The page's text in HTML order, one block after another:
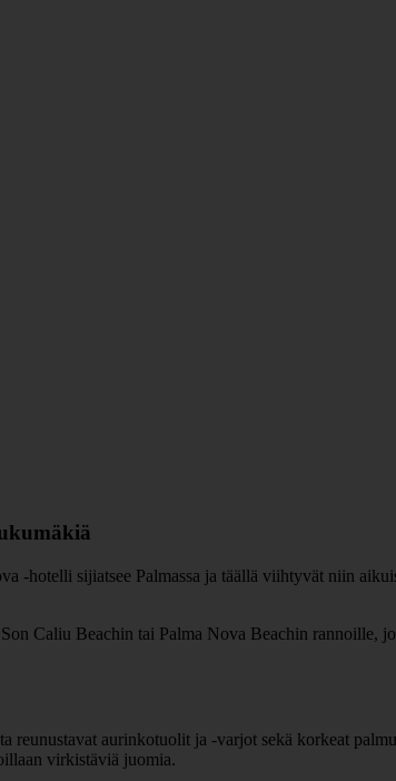
-hotelli sijiatsee Palmassa ja täällä viihtyvät niin
Caliu Beachin tai Palma Nova Beachin rannoille,
reunustavat aurinkotuolit ja -varjot sekä korkeat
virkistäviä juomia.